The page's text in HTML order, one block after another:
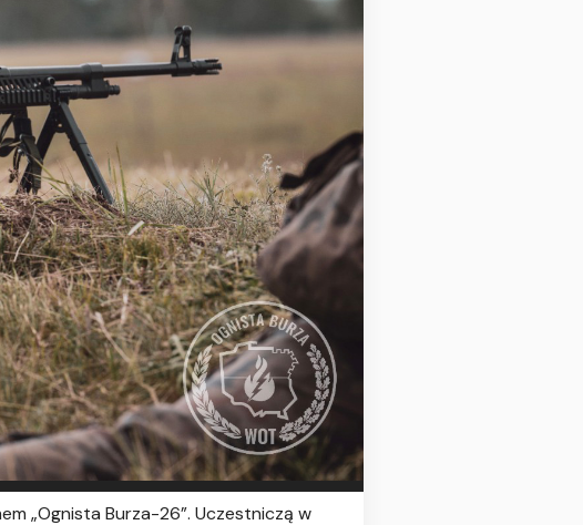
„Ognista Burza-26”. Uczestniczą w